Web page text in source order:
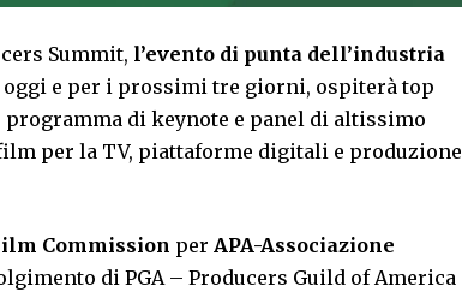
Summit, l’evento di punta dell’industria
oggi e per i prossimi tre giorni, ospiterà top
di keynote e panel di altissimo
per la TV, piattaforme digitali e produzione
Commission per APA-Associazione
di PGA – Producers Guild of America